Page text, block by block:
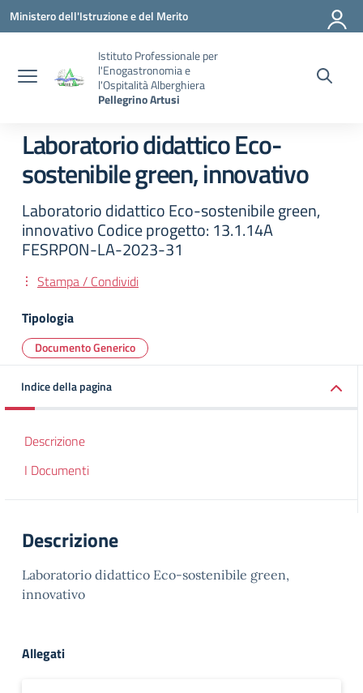
Vai ai contenuti
Vai al menu di navigazione
Vai al footer
Ministero dell'Istruzione e del Merito
Istituto Professionale per
l'Enogastronomia e
l'Ospitalità Alberghiera
Pellegrino Artusi
Laboratorio didattico Eco-
sostenibile green, innovativo
Laboratorio didattico Eco-sostenibile green,
innovativo Codice progetto: 13.1.14A
FESRPON-LA-2023-31
Stampa / Condividi
Tipologia
Documento Generico
Indice della pagina
Descrizione
I Documenti
Descrizione
Laboratorio didattico Eco-sostenibile green,
innovativo
Allegati